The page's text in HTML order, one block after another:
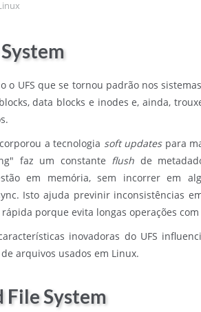
o UFS que se tornou padrão nos
data blocks e inodes e, ainda,
a tecnologia soft updatespara
faz um constante flush de
em memória, sem incorrer em
Isto ajuda previnir inconsistências
porque evita longas operações
inovadoras do UFS
arquivos usados em Linux.
File System